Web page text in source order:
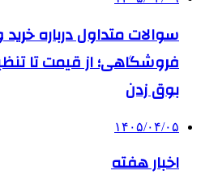
سوالات متداول درباره
فروشگاهی؛ از قیمت تا
بوق زدن
۱۴۰۵/۰۴/۰۵
اخبار هفته